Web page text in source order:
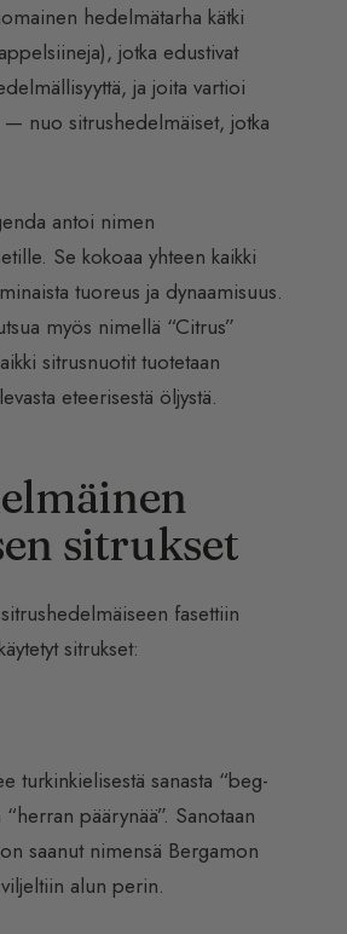
hedelmätarha kätki
jotka edustivat
ja joita vartioi
nuo sitrushedelmäiset, jotka
antoi nimen
Se kokoaa yhteen kaikki
tuoreus ja dynaamisuus.
myös nimellä “Citrus”
sitrusnuotit tuotetaan
eteerisestä öljystä.
sitrukset
fasettiin
sitrukset:
turkinkielisestä sanasta “beg-
päärynää”. Sanotaan
saanut nimensä Bergamon
alun perin.